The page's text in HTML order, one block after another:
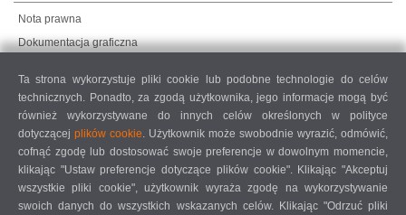
Nota prawna
Dokumentacja graficzna
Ogólne warunki sprzedaży
UMOWA O KONSERWACJĘ ZDALNĄ
COOKIE SETTINGS
KODEKS POSTĘPOWANIA DOSTAWCÓW
Ta strona wykorzystuje pliki cookie lub podobne technologie do celów
technicznych. Ponadto, za zgodą użytkownika, jego informacje mogą być
również wykorzystywane do innych celów określonych w polityce
dotyczącej plików cookie. Użytkownik może swobodnie wyrazić, odmówić,
cofnąć zgodę lub dostosować swoje preferencje w dowolnym momencie,
klikając "Ustaw preferencje dotyczące plików cookie". Klikając "Akceptuj
wszystkie pliki cookie", użytkownik wyraża zgodę na wykorzystywanie
swoich danych do wszystkich wskazanych celów. Klikając "Odrzuć pliki